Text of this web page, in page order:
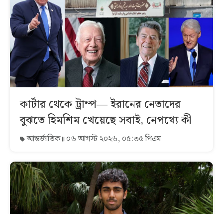
কার্টার থেকে ট্রাম্প— ইরানের নেতাদের
বুঝতে হিমশিম খেয়েছে সবাই, নেপথ্যে কী
আন্তর্জাতিক ০৬ আগস্ট ২০২৬, ০৫:৩৫ পিএম